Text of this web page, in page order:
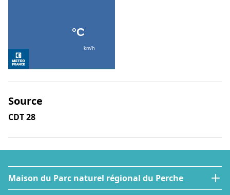
Source
CDT 28
Maison du Parc naturel régional du Perche